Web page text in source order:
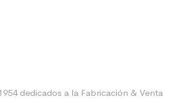
dedicados a la Fabricación & Venta